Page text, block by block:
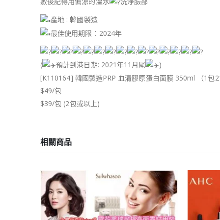
產地 : 韓國製造
最佳使用期限：2024年
( 預計到港日期: 2021年11月尾
)
[K110164] 韓國製造PRP 血清膠原蛋白面膜 350ml （1包
$49/包
$39/包 (2包或以上)
相關商品